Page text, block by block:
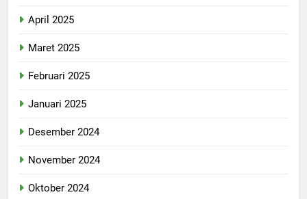
April 2025
Maret 2025
Februari 2025
Januari 2025
Desember 2024
November 2024
Oktober 2024